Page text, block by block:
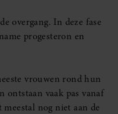
overgang. In deze fase
progesteron en
vrouwen rond hun
ontstaan vaak pas vanaf
nog niet aan de